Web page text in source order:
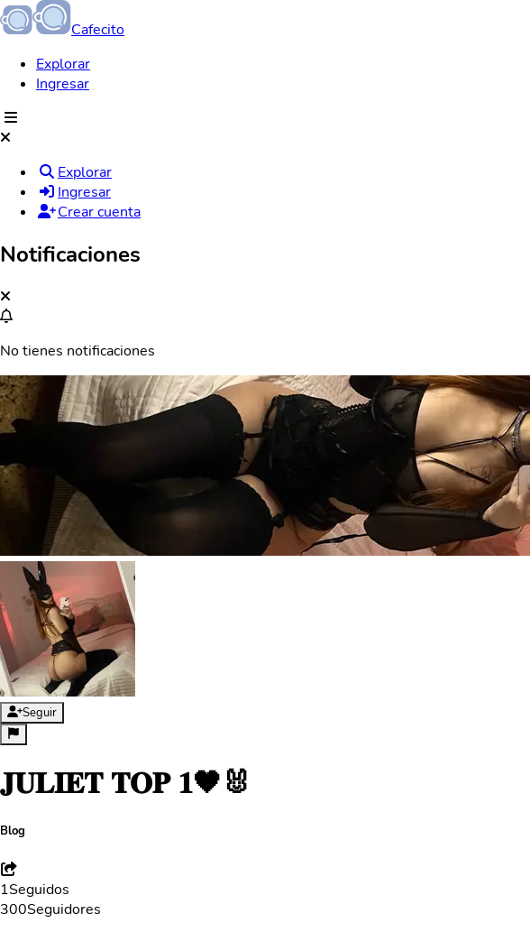
Cafecito
Explorar
Ingresar
Explorar
Ingresar
Crear cuenta
Notificaciones
No tienes notificaciones
Seguir
𝐉𝐔𝐋𝐈𝐄𝐓 𝐓𝐎𝐏 𝟏🖤🐰
Blog
1Seguidos
300Seguidores